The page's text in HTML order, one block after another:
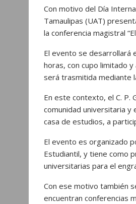
Con motivo del Día
Tamaulipas (UAT)
la conferencia magistral
El evento se desarrollará
horas, con cupo limitado
será trasmitida mediante
En este contexto, el C. P.
comunidad universitaria y
casa de estudios, a
El evento es organizado
Estudiantil, y tiene como
universitarias para el
Con ese motivo también
encuentran conferencias